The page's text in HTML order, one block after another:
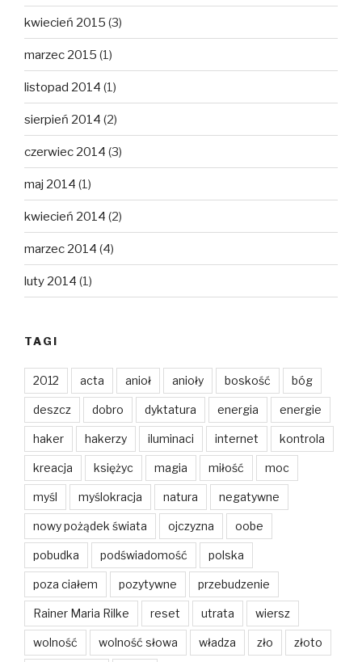
kwiecień 2015 (3)
marzec 2015 (1)
listopad 2014 (1)
sierpień 2014 (2)
czerwiec 2014 (3)
maj 2014 (1)
kwiecień 2014 (2)
marzec 2014 (4)
luty 2014 (1)
TAGI
2012 acta anioł anioły boskość bóg
deszcz dobro dyktatura energia energie
haker hakerzy iluminaci internet kontrola
kreacja księżyc magia miłość moc
myśl myślokracja natura negatywne
nowy pożądek świata ojczyzna oobe
pobudka podświadomość polska
poza ciałem pozytywne przebudzenie
Rainer Maria Rilke reset utrata wiersz
wolność wolność słowa władza zło złoto